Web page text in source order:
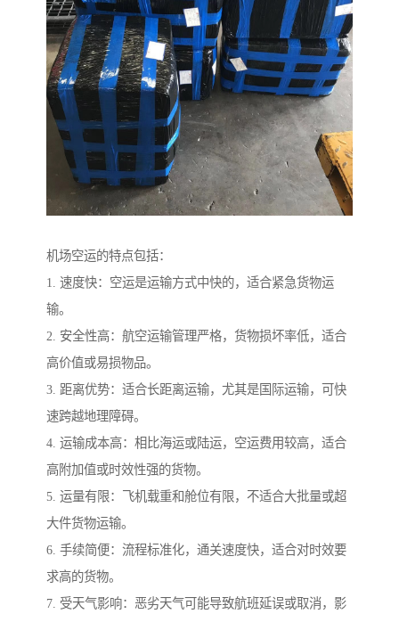
机场空运的特点包括：
1. 速度快：空运是运输方式中快的，适合紧急货物运
输。
2. 安全性高：航空运输管理严格，货物损坏率低，适合
高价值或易损物品。
3. 距离优势：适合长距离运输，尤其是国际运输，可快
速跨越地理障碍。
4. 运输成本高：相比海运或陆运，空运费用较高，适合
高附加值或时效性强的货物。
5. 运量有限：飞机载重和舱位有限，不适合大批量或超
大件货物运输。
6. 手续简便：流程标准化，通关速度快，适合对时效要
求高的货物。
7. 受天气影响：恶劣天气可能导致航班延误或取消，影